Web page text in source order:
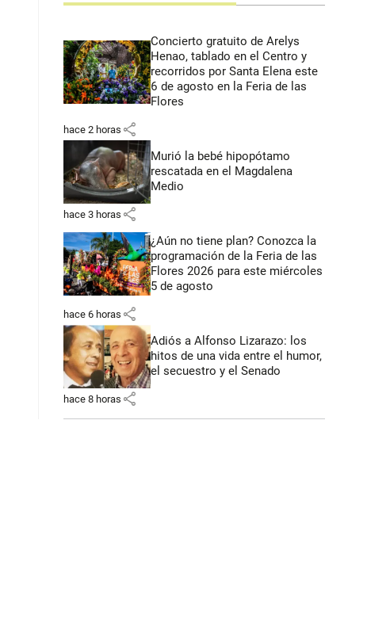
Concierto gratuito de Arelys
Henao, tablado en el Centro y
recorridos por Santa Elena este
6 de agosto en la Feria de las
Flores
hace 2 horas share
Murió la bebé hipopótamo
rescatada en el Magdalena
Medio
hace 3 horas share
¿Aún no tiene plan? Conozca la
programación de la Feria de las
Flores 2026 para este miércoles
5 de agosto
hace 6 horas share
Adiós a Alfonso Lizarazo: los
hitos de una vida entre el humor,
el secuestro y el Senado
hace 8 horas share